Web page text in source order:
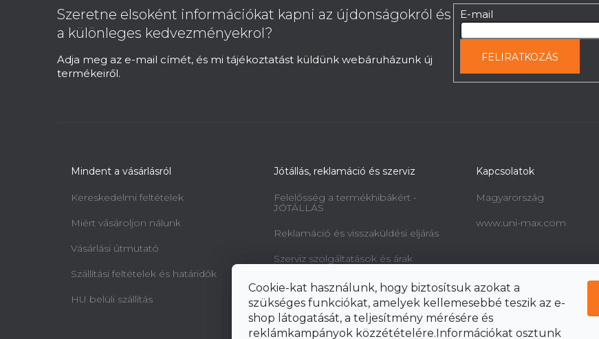
Cookie-kat használunk, hogy biztosítsuk azokat a
szükséges funkciókat, amelyek kellemesebbé teszik az e-
shop látogatását, a teljesítmény mérésére és
reklámkampányok közzétételére.Információkat osztunk
Szeretne elsoként információkat kapni az újdonságokról és
a különleges kedvezményekrol?
Adja meg az e-mail címét, és mi tájékoztatást küldünk webáruházunk új
termékeiről.
E-mail
FELIRATKOZÁS
Mindent a vásárlásról
Kereskedelmi feltételek
Miért vásároljon nálunk
Vásárlási útmutató
Szállítási feltételek és határidők
HU belüli szállítás
Jótállás, reklamáció és szerviz
Felelősség a termékhibákért -
JÓTÁLLÁS
Reklamáció és visszaküldési eljárás
Szerviz szolgáltatások és árak
Minta információk a fogyasztók
jogairól és a szerződéstől való
elállásról
Kapcsolatok
Magyarország
www.uni-max.com